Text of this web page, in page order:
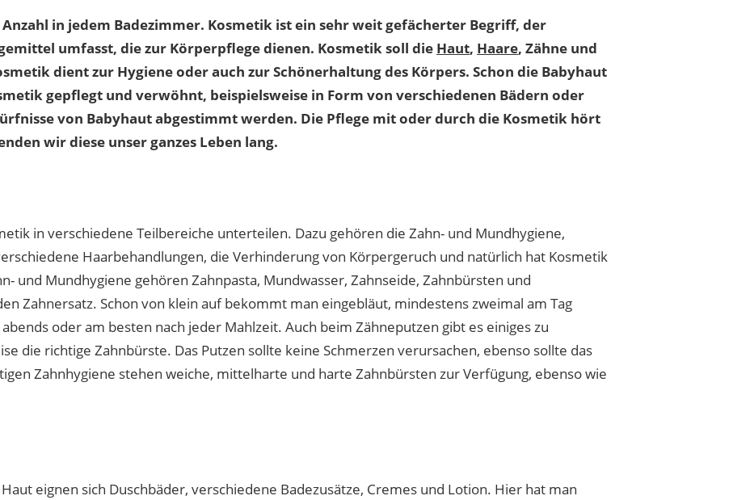
in jedem Badezimmer. Kosmetik ist ein sehr weit gefächerter Begriff, der
umfasst, die zur Körperpflege dienen. Kosmetik soll die Haut, Haare, Zähne und
dient zur Hygiene oder auch zur Schönerhaltung des Körpers. Schon die Babyhaut
gepflegt und verwöhnt, beispielsweise in Form von verschiedenen Bädern oder
von Babyhaut abgestimmt werden. Die Pflege mit oder durch die Kosmetik hört
wir diese unser ganzes Leben lang.
in verschiedene Teilbereiche unterteilen. Dazu gehören die Zahn- und Mundhygiene,
Haarbehandlungen, die Verhinderung von Körpergeruch und natürlich hat Kosmetik
und Mundhygiene gehören Zahnpasta, Mundwasser, Zahnseide, Zahnbürsten und
Zahnersatz. Schon von klein auf bekommt man eingebläut, mindestens zweimal am Tag
oder am besten nach jeder Mahlzeit. Auch beim Zähneputzen gibt es einiges zu
die richtige Zahnbürste. Das Putzen sollte keine Schmerzen verursachen, ebenso sollte das
Zahnhygiene stehen weiche, mittelharte und harte Zahnbürsten zur Verfügung, ebenso wie
eignen sich Duschbäder, verschiedene Badezusätze, Cremes und Lotion. Hier hat man